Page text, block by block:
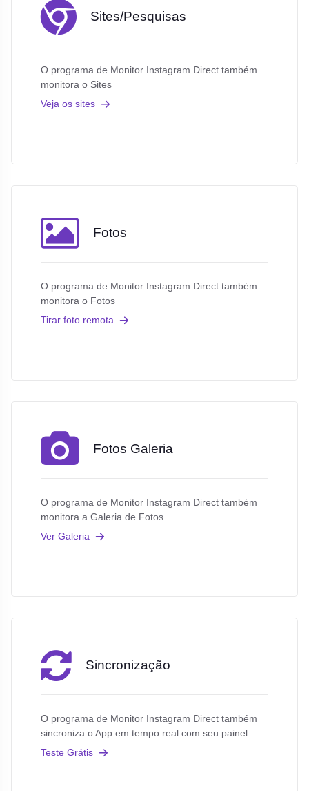
Sites/Pesquisas
O programa de Monitor Instagram Direct também
monitora o Sites
Veja os sites
Fotos
O programa de Monitor Instagram Direct também
monitora o Fotos
Tirar foto remota
Fotos Galeria
O programa de Monitor Instagram Direct também
monitora a Galeria de Fotos
Ver Galeria
Sincronização
O programa de Monitor Instagram Direct também
sincroniza o App em tempo real com seu painel
Teste Grátis